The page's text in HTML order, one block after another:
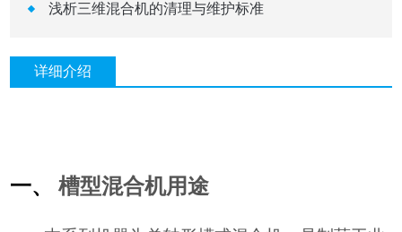
浅析三维混合机的清理与维护标准
详细介绍
一、 槽型混合机用途